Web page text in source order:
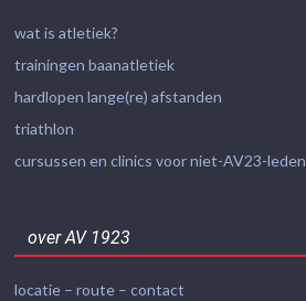
wat is atletiek?
trainingen baanatletiek
hardlopen lange(re) afstanden
triathlon
cursussen en clinics voor niet-AV23-leden
over AV 1923
locatie – route – contact